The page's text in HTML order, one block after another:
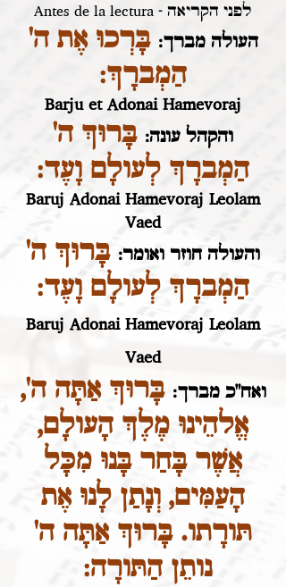
Antes de la lectura - לפני הקריאה
העולה מברך: בָּרְכוּ אֶת ה'
הַמְברָךְ:
Barju et Adonai Hamevoraj
והקהל עונה: בָּרוּךְ ה'
הַמְברָךְ לְעולָם וָעֶד:
Baruj Adonai Hamevoraj Leolam
Vaed
והעולה חוזר ואומר: בָּרוּךְ ה'
הַמְברָךְ לְעולָם וָעֶד:
Baruj Adonai Hamevoraj Leolam
Vaed
ואח"כ מברך: בָּרוּךְ אַתָּה ה',
אֱלהֵינוּ מֶלֶךְ הָעולָם,
אֲשֶׁר בָּחַר בָּנוּ מִכָּל
הָעַמִּים, וְנָתַן לָנוּ אֶת
תּורָתו. בָּרוּךְ אַתָּה ה'
נותֵן הַתּורָה: